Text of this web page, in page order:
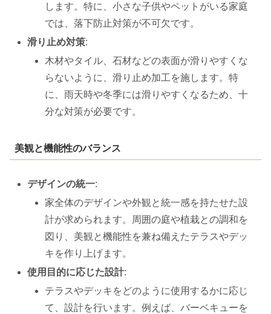
します。特に、小さな子供やペットがいる家庭
では、落下防止対策が不可欠です。
滑り止め対策:
木材やタイル、石材などの表面が滑りやすくな
らないように、滑り止め加工を施します。特
に、雨天時や冬季には滑りやすくなるため、十
分な対策が必要です。
美観と機能性のバランス
デザインの統一:
家全体のデザインや外観と統一感を持たせた設
計が求められます。周囲の庭や植栽との調和を
図り、美観と機能性を兼ね備えたテラスやデッ
キを作り上げます。
使用目的に応じた設計:
テラスやデッキをどのように使用するかに応じ
て、設計を行います。例えば、バーベキューを